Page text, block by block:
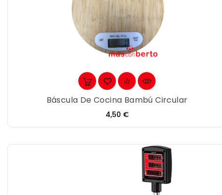
Báscula De Cocina Bambú Circular
Precio
4,50 €